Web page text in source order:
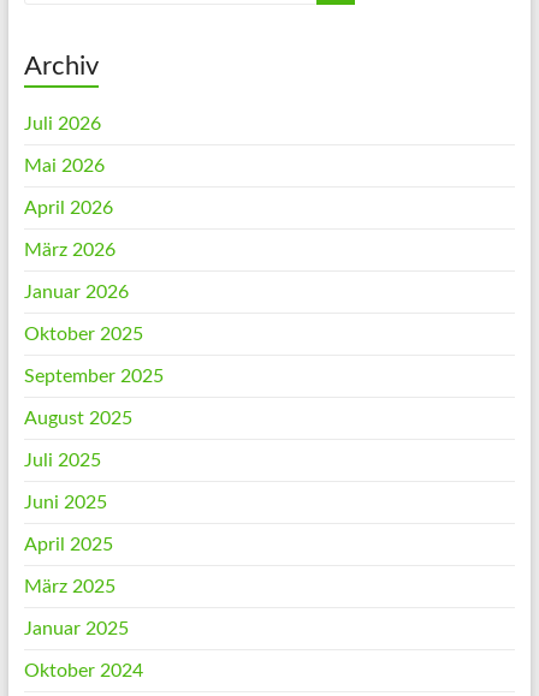
Archiv
Juli 2026
Mai 2026
April 2026
März 2026
Januar 2026
Oktober 2025
September 2025
August 2025
Juli 2025
Juni 2025
April 2025
März 2025
Januar 2025
Oktober 2024